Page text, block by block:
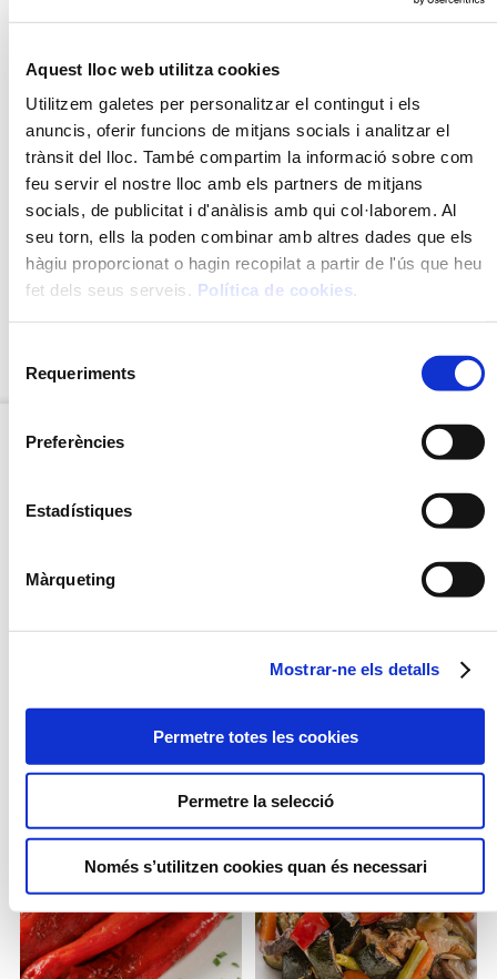
Aquest lloc web utilitza cookies
Utilitzem galetes per personalitzar el contingut i els
anuncis, oferir funcions de mitjans socials i analitzar el
trànsit del lloc. També compartim la informació sobre com
feu servir el nostre lloc amb els partners de mitjans
socials, de publicitat i d'anàlisis amb qui col·laborem. Al
seu torn, ells la poden combinar amb altres dades que els
hàgiu proporcionat o hagin recopilat a partir de l'ús que heu
fet dels seus serveis. Política de cookies.
Requeriments
Preferències
Estadístiques
Màrqueting
Mostrar-ne els detalls
Permetre totes les cookies
Permetre la selecció
Només s’utilitzen cookies quan és necessari
AL·LÈRGENS
Sulfits
RECOMANACIONS
INGREDIENTS
MÈTODE DE PREPARACIÓ
VALORS NUTRICIONALS
DESCARREGA EL PDF EXPLICATIU
AMB CEBA I ALL